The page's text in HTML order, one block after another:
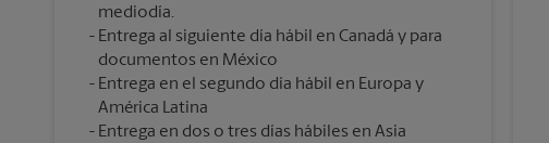
mediodía.
Entrega al siguiente día hábil en Canadá y para
documentos en México
Entrega en el segundo día hábil en Europa y
América Latina
Entrega en dos o tres días hábiles en Asia